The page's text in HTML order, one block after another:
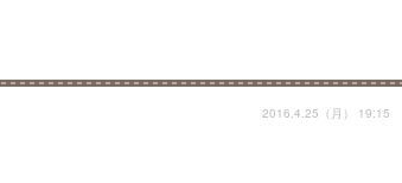
2016.4.25（月） 19:15